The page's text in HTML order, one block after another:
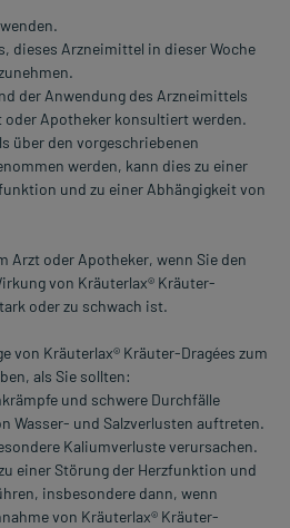
dieses Arzneimittel in dieser Woche
der Anwendung des Arzneimittels
Apotheker konsultiert werden.
über den vorgeschriebenen
werden, kann dies zu einer
und zu einer Abhängigkeit von
Arzt oder Apotheker, wenn Sie den
von Kräuterlax® Kräuter-
oder zu schwach ist.
von Kräuterlax® Kräuter-Dragées zum
als Sie sollten:
und schwere Durchfälle
Wasser- und Salzverlusten auftreten.
Kaliumverluste verursachen.
einer Störung der Herzfunktion und
insbesondere dann, wenn
von Kräuterlax® Kräuter-